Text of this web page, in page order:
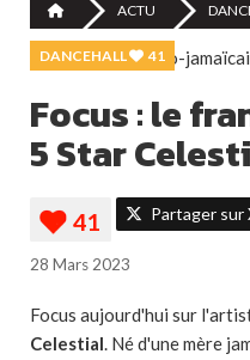
ACTU
DANCEHALL 41
Focus : le
5 Star
Partager sur
28 Mars 2023
Focus aujourd'hui sur
Celestial. Né d'une mère